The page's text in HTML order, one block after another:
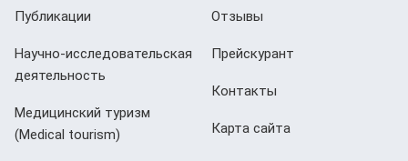
Публикации
Научно-исследовательская
деятельность
Медицинский туризм
(Мedical tourism)
Отзывы
Прейскурант
Контакты
Карта сайта